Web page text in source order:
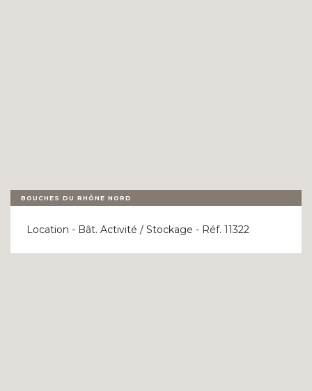
BOUCHES DU RHÔNE NORD
Location - Bât. Activité / Stockage - Réf. 11322